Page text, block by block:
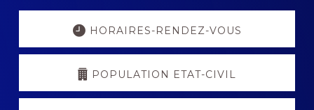
Explore
HORAIRES-RENDEZ-VOUS
POPULATION ETAT-CIVIL